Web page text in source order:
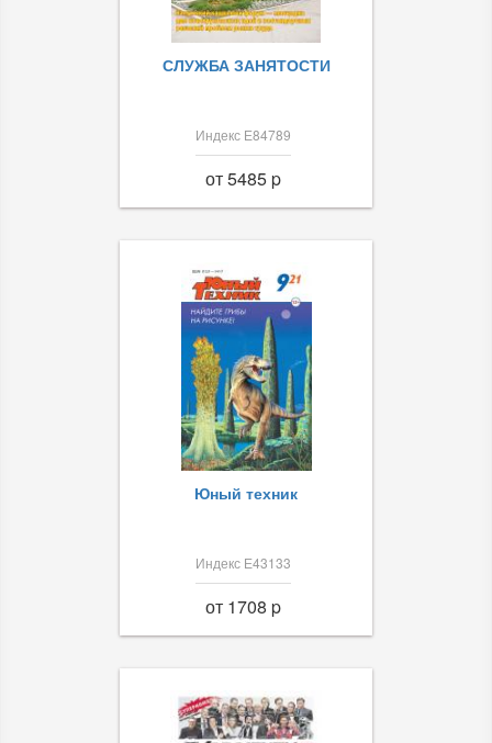
СЛУЖБА ЗАНЯТОСТИ
Индекс Е84789
от 5485 p
Юный техник
Индекс Е43133
от 1708 p